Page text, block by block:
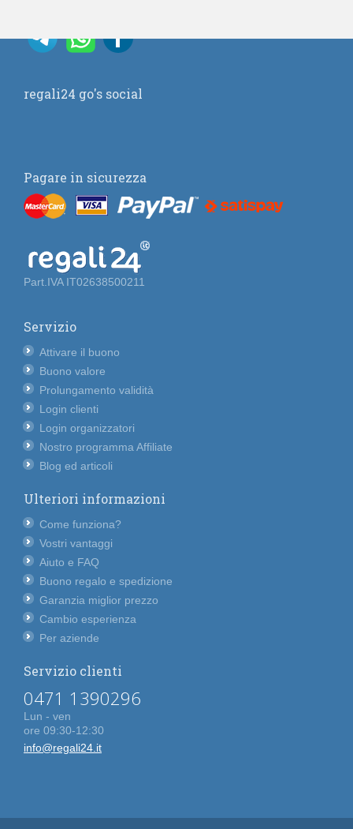
regali24 go's social
Pagare in sicurezza
Part.IVA IT02638500211
Servizio
Attivare il buono
Buono valore
Prolungamento validità
Login clienti
Login organizzatori
Nostro programma Affiliate
Blog ed articoli
Ulteriori informazioni
Come funziona?
Vostri vantaggi
Aiuto e FAQ
Buono regalo e spedizione
Garanzia miglior prezzo
Cambio esperienza
Per aziende
Servizio clienti
0471 1390296
Lun - ven
ore 09:30-12:30
info@regali24.it